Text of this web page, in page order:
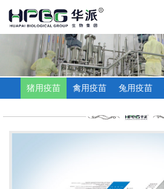
猪用疫苗 禽用疫苗 兔用疫苗